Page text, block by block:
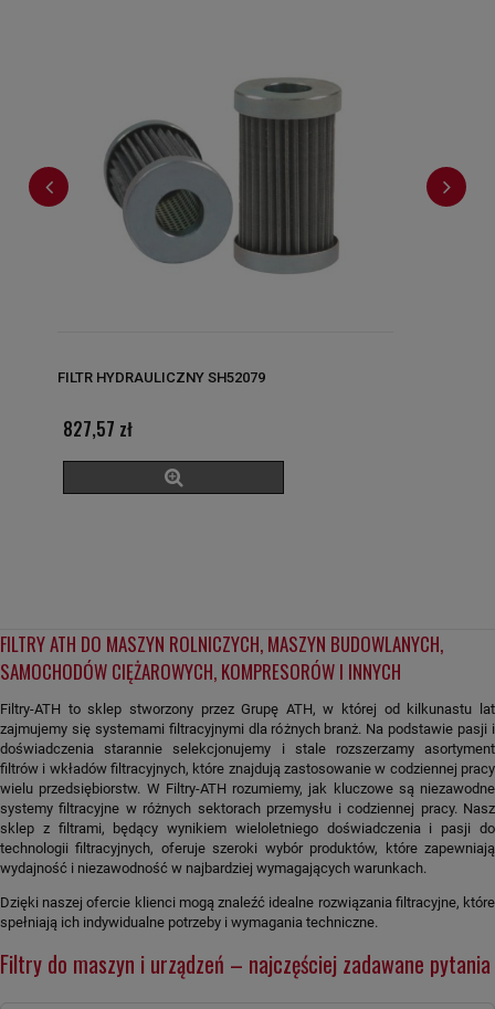
FILTR HYDRAULICZNY SH52079
827,57 zł
FILTRY ATH DO MASZYN ROLNICZYCH, MASZYN BUDOWLANYCH,
SAMOCHODÓW CIĘŻAROWYCH, KOMPRESORÓW I INNYCH
Filtry-ATH to sklep stworzony przez Grupę ATH, w której od kilkunastu lat
zajmujemy się systemami filtracyjnymi dla różnych branż. Na podstawie pasji i
doświadczenia starannie selekcjonujemy i stale rozszerzamy asortyment
filtrów i wkładów filtracyjnych, które znajdują zastosowanie w codziennej pracy
wielu przedsiębiorstw. W Filtry-ATH rozumiemy, jak kluczowe są niezawodne
systemy filtracyjne w różnych sektorach przemysłu i codziennej pracy. Nasz
sklep z filtrami, będący wynikiem wieloletniego doświadczenia i pasji do
technologii filtracyjnych, oferuje szeroki wybór produktów, które zapewniają
wydajność i niezawodność w najbardziej wymagających warunkach.
Dzięki naszej ofercie klienci mogą znaleźć idealne rozwiązania filtracyjne, które
spełniają ich indywidualne potrzeby i wymagania techniczne.
Filtry do maszyn i urządzeń – najczęściej zadawane pytania